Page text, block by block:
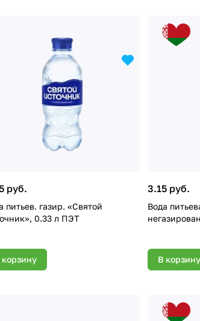
руб.
питьев. газир. «Святой
0.33 л ПЭТ
корзину
3.15 руб.
Вода питьевая природная
В корзину